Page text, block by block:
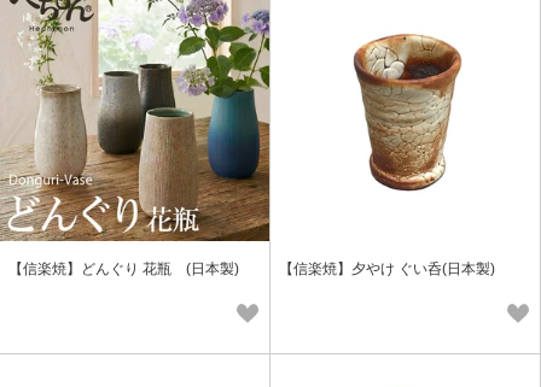
【信楽焼】どんぐり 花瓶 (日本製) 【信楽焼】夕やけ ぐい呑(日本製)